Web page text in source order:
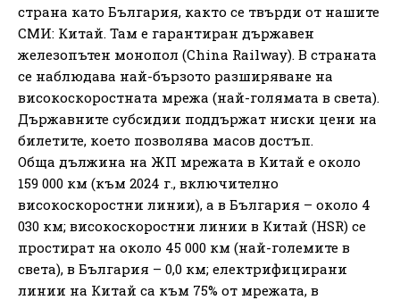
страна като България, както се твърди от нашите
СМИ: Китай. Там е гарантиран държавен
железопътен монопол (China Railway). В страната
се наблюдава най-бързото разширяване на
високоскоростната мрежа (най-голямата в света).
Държавните субсидии поддържат ниски цени на
билетите, което позволява масов достъп.
Обща дължина на ЖП мрежата в Китай е около
159 000 км (към 2024 г., включително
високоскоростни линии), а в България – около 4
030 км; високоскоростни линии в Китай (HSR) се
простират на около 45 000 км (най-големите в
света), в България – 0,0 км; електрифицирани
линии на Китай са към 75% от мрежата, в